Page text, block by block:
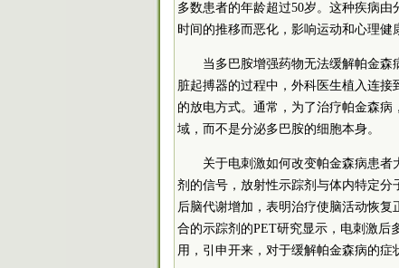
多数患者的年龄超过50岁。这种疾病
时间的推移而恶化，影响运动和心理健
当多巴胺增强药物无法缓解帕金
脏起搏器的过程中，外科医生植入连
的放电方式。通常，为了治疗帕金森
域，而不是分泌多巴胺的细胞本身。
关于电刺激如何改变帕金森病患
剂的信号，放射性示踪剂与体内特定
后脑代谢增加，表明治疗使脑活动恢
合的示踪剂的PET研究显示，电刺激后
用，引申开来，对于缓解帕金森病的症